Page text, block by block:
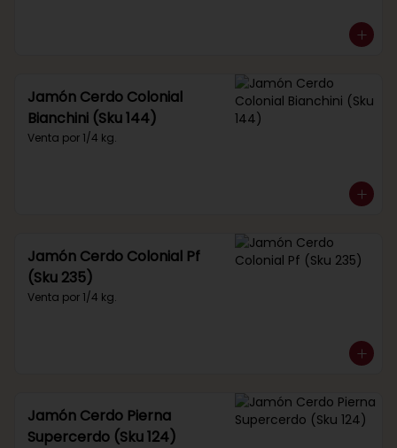
Jamón Cerdo Colonial
Bianchini (Sku 144)
Venta por 1/4 kg.
Jamón Cerdo Colonial Pf
(Sku 235)
Venta por 1/4 kg.
Jamón Cerdo Pierna
Supercerdo (Sku 124)